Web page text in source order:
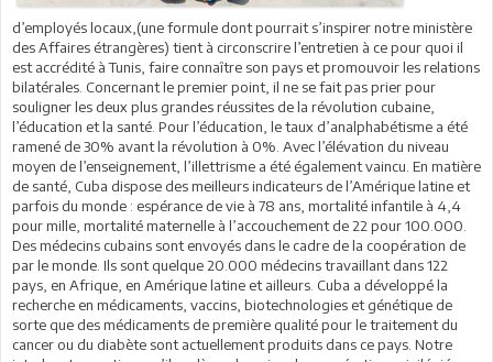
d’employés locaux,(une formule dont pourrait s’inspirer notre ministère
des Affaires étrangères) tient à circonscrire l’entretien à ce pour quoi il
est accrédité à Tunis, faire connaître son pays et promouvoir les relations
bilatérales. Concernant le premier point, il ne se fait pas prier pour
souligner les deux plus grandes réussites de la révolution cubaine,
l’éducation et la santé. Pour l’éducation, le taux d’analphabétisme a été
ramené de 30% avant la révolution à 0%. Avec l’élévation du niveau
moyen de l’enseignement, l’illettrisme a été également vaincu. En matière
de santé, Cuba dispose des meilleurs indicateurs de l’Amérique latine et
parfois du monde : espérance de vie à 78 ans, mortalité infantile à 4,4
pour mille, mortalité maternelle à l’accouchement de 22 pour 100.000.
Des médecins cubains sont envoyés dans le cadre de la coopération de
par le monde. Ils sont quelque 20.000 médecins travaillant dans 122
pays, en Afrique, en Amérique latine et ailleurs. Cuba a développé la
recherche en médicaments, vaccins, biotechnologies et génétique de
sorte que des médicaments de première qualité pour le traitement du
cancer ou du diabète sont actuellement produits dans ce pays. Notre